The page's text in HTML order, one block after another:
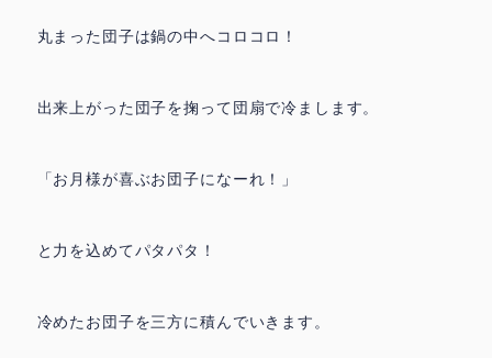
丸まった団子は鍋の中へコロコロ！
出来上がった団子を掬って団扇で冷まします。
「お月様が喜ぶお団子になーれ！」
と力を込めてパタパタ！
冷めたお団子を三方に積んでいきます。